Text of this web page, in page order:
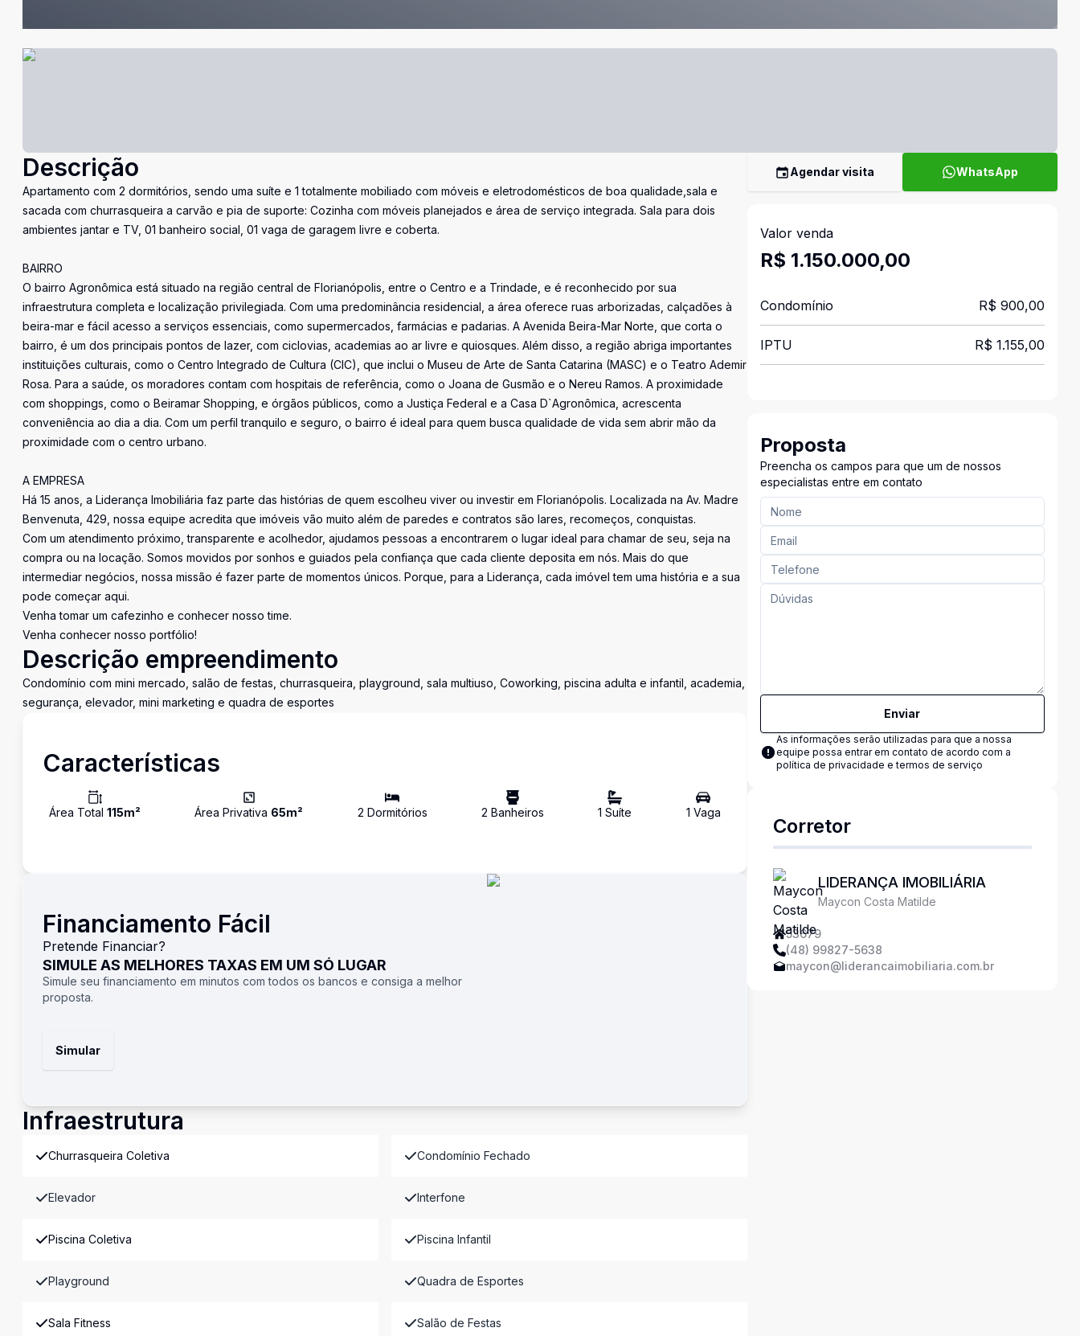
Descrição
Apartamento com 2 dormitórios, sendo uma suíte e 1 totalmente mobiliado com móveis e eletrodomésticos de boa qualidade,sala e
sacada com churrasqueira a carvão e pia de suporte: Cozinha com móveis planejados e área de serviço integrada. Sala para dois
ambientes jantar e TV, 01 banheiro social, 01 vaga de garagem livre e coberta.
BAIRRO
O bairro Agronômica está situado na região central de Florianópolis, entre o Centro e a Trindade, e é reconhecido por sua
infraestrutura completa e localização privilegiada. Com uma predominância residencial, a área oferece ruas arborizadas, calçadões à
beira-mar e fácil acesso a serviços essenciais, como supermercados, farmácias e padarias. A Avenida Beira-Mar Norte, que corta o
bairro, é um dos principais pontos de lazer, com ciclovias, academias ao ar livre e quiosques. Além disso, a região abriga importantes
instituições culturais, como o Centro Integrado de Cultura (CIC), que inclui o Museu de Arte de Santa Catarina (MASC) e o Teatro Ademir
Rosa. Para a saúde, os moradores contam com hospitais de referência, como o Joana de Gusmão e o Nereu Ramos. A proximidade
com shoppings, como o Beiramar Shopping, e órgãos públicos, como a Justiça Federal e a Casa D`Agronômica, acrescenta
conveniência ao dia a dia. Com um perfil tranquilo e seguro, o bairro é ideal para quem busca qualidade de vida sem abrir mão da
proximidade com o centro urbano.
A EMPRESA
Há 15 anos, a Liderança Imobiliária faz parte das histórias de quem escolheu viver ou investir em Florianópolis. Localizada na Av. Madre
Benvenuta, 429, nossa equipe acredita que imóveis vão muito além de paredes e contratos são lares, recomeços, conquistas.
Com um atendimento próximo, transparente e acolhedor, ajudamos pessoas a encontrarem o lugar ideal para chamar de seu, seja na
compra ou na locação. Somos movidos por sonhos e guiados pela confiança que cada cliente deposita em nós. Mais do que
intermediar negócios, nossa missão é fazer parte de momentos únicos. Porque, para a Liderança, cada imóvel tem uma história e a sua
pode começar aqui.
Venha tomar um cafezinho e conhecer nosso time.
Venha conhecer nosso portfólio!
Descrição empreendimento
Condomínio com mini mercado, salão de festas, churrasqueira, playground, sala multiuso, Coworking, piscina adulta e infantil, academia,
segurança, elevador, mini marketing e quadra de esportes
Características
Área Total 115m² Área Privativa 65m² 2 Dormitórios 2 Banheiros 1 Suíte 1 Vaga
Financiamento Fácil
Pretende Financiar?
SIMULE AS MELHORES TAXAS EM UM SÓ LUGAR
Simule seu financiamento em minutos com todos os bancos e consiga a melhor
proposta.
Simular
Infraestrutura
Churrasqueira Coletiva Condomínio Fechado
Elevador Interfone
Piscina Coletiva Piscina Infantil
Playground Quadra de Esportes
Sala Fitness Salão de Festas
Agendar visita WhatsApp
Valor venda
R$ 1.150.000,00
Condomínio R$ 900,00
IPTU R$ 1.155,00
Proposta
Preencha os campos para que um de nossos
especialistas entre em contato
Enviar
As informações serão utilizadas para que a nossa
equipe possa entrar em contato de acordo com a
política de privacidade e termos de serviço
Corretor
LIDERANÇA IMOBILIÁRIA
Maycon Costa Matilde
53679
(48) 99827-5638
maycon@liderancaimobiliaria.com.br